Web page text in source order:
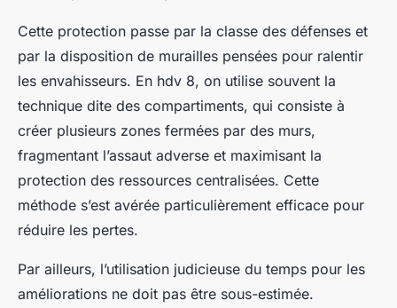
Cette protection passe par la classe des défenses et
par la disposition de murailles pensées pour ralentir
les envahisseurs. En hdv 8, on utilise souvent la
technique dite des compartiments, qui consiste à
créer plusieurs zones fermées par des murs,
fragmentant l’assaut adverse et maximisant la
protection des ressources centralisées. Cette
méthode s’est avérée particulièrement efficace pour
réduire les pertes.
Par ailleurs, l’utilisation judicieuse du temps pour les
améliorations ne doit pas être sous-estimée.